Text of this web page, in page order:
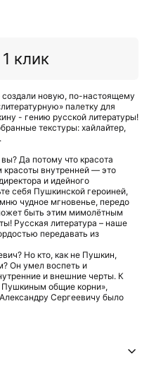
клик
новую, по-настоящему
палетку для
- гению русской литературы!
текстуры: хайлайтер,
Да потому что красота
внутренней — это
и идейного
себя Пушкинской героиней,
чудное мгновенье, передо
быть этим мимолётным
Русская литература – наше
передавать из
Но кто, как не Пушкин,
Он умел воспеть и
и внешние черты. К
Пушкиным общие корни»,
Сергеевичу было